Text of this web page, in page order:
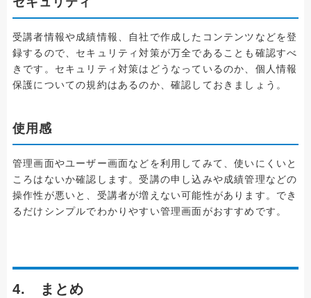
受講者情報や成績情報、自社で作成したコンテンツなどを登
録するので、セキュリティ対策が万全であることも確認すべ
きです。セキュリティ対策はどうなっているのか、個人情報
保護についての規約はあるのか、確認しておきましょう。
使用感
管理画面やユーザー画面などを利用してみて、使いにくいと
ころはないか確認します。受講の申し込みや成績管理などの
操作性が悪いと、受講者が増えない可能性があります。でき
るだけシンプルでわかりやすい管理画面がおすすめです。
4. まとめ